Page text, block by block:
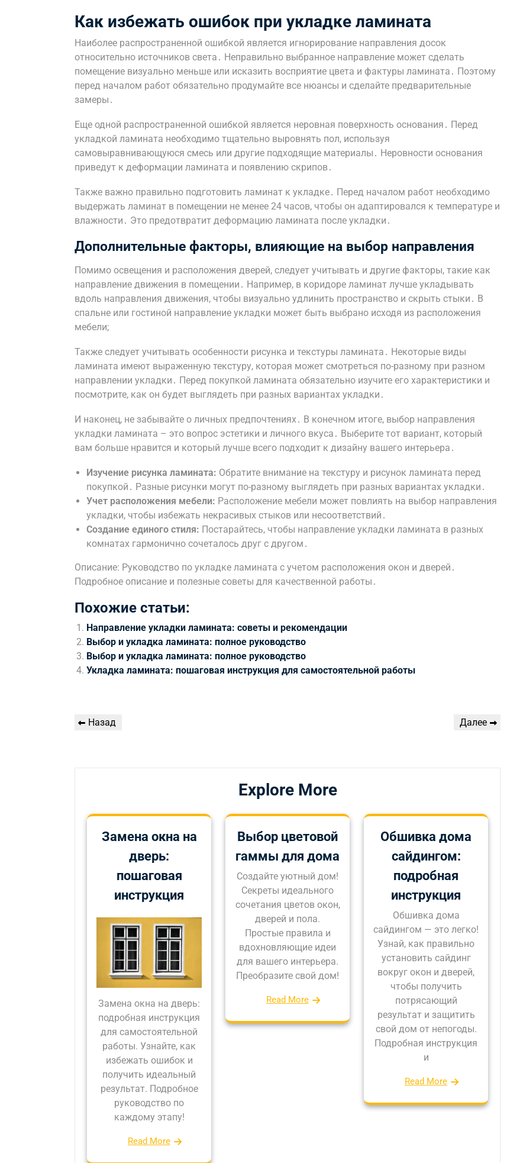
Как избежать ошибок при укладке ламината
Наиболее распространенной ошибкой является игнорирование направления досок
относительно источников света․ Неправильно выбранное направление может сделать
помещение визуально меньше или исказить восприятие цвета и фактуры ламината․ Поэтому
перед началом работ обязательно продумайте все нюансы и сделайте предварительные
замеры․
Еще одной распространенной ошибкой является неровная поверхность основания․ Перед
укладкой ламината необходимо тщательно выровнять пол, используя
самовыравнивающуюся смесь или другие подходящие материалы․ Неровности основания
приведут к деформации ламината и появлению скрипов․
Также важно правильно подготовить ламинат к укладке․ Перед началом работ необходимо
выдержать ламинат в помещении не менее 24 часов, чтобы он адаптировался к температуре и
влажности․ Это предотвратит деформацию ламината после укладки․
Дополнительные факторы, влияющие на выбор направления
Помимо освещения и расположения дверей, следует учитывать и другие факторы, такие как
направление движения в помещении․ Например, в коридоре ламинат лучше укладывать
вдоль направления движения, чтобы визуально удлинить пространство и скрыть стыки․ В
спальне или гостиной направление укладки может быть выбрано исходя из расположения
мебели;
Также следует учитывать особенности рисунка и текстуры ламината․ Некоторые виды
ламината имеют выраженную текстуру, которая может смотреться по-разному при разном
направлении укладки․ Перед покупкой ламината обязательно изучите его характеристики и
посмотрите, как он будет выглядеть при разных вариантах укладки․
И наконец, не забывайте о личных предпочтениях․ В конечном итоге, выбор направления
укладки ламината – это вопрос эстетики и личного вкуса․ Выберите тот вариант, который
вам больше нравится и который лучше всего подходит к дизайну вашего интерьера․
Изучение рисунка ламината: Обратите внимание на текстуру и рисунок ламината перед
покупкой․ Разные рисунки могут по-разному выглядеть при разных вариантах укладки․
Учет расположения мебели: Расположение мебели может повлиять на выбор направления
укладки, чтобы избежать некрасивых стыков или несоответствий․
Создание единого стиля: Постарайтесь, чтобы направление укладки ламината в разных
комнатах гармонично сочеталось друг с другом․
Описание: Руководство по укладке ламината с учетом расположения окон и дверей․
Подробное описание и полезные советы для качественной работы․
Похожие статьи:
Направление укладки ламината: советы и рекомендации
Выбор и укладка ламината: полное руководство
Выбор и укладка ламината: полное руководство
Укладка ламината: пошаговая инструкция для самостоятельной работы
Навигация
записям
Предыдущая
Назад
Следующая
Далее
Explore More
Замена окна на
дверь:
пошаговая
инструкция
Замена окна на дверь:
подробная инструкция
для самостоятельной
работы. Узнайте, как
избежать ошибок и
получить идеальный
результат. Подробное
руководство по
каждому этапу!
Read More
Выбор цветовой
гаммы для дома
Создайте уютный дом!
Секреты идеального
сочетания цветов окон,
дверей и пола.
Простые правила и
вдохновляющие идеи
для вашего интерьера.
Преобразите свой дом!
Read More
Обшивка дома
сайдингом:
подробная
инструкция
Обшивка дома
сайдингом — это легко!
Узнай, как правильно
установить сайдинг
вокруг окон и дверей,
чтобы получить
потрясающий
результат и защитить
свой дом от непогоды.
Подробная инструкция
и
Read More